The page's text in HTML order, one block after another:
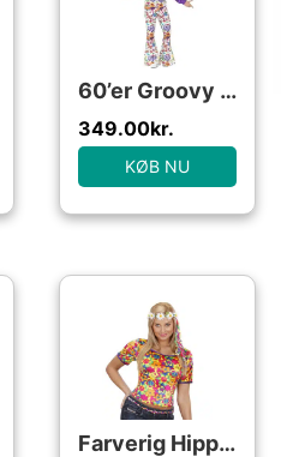
60’er Groovy Hippie Kostume
349.00kr.
KØB NU
Farverig Hippie T-Shirt